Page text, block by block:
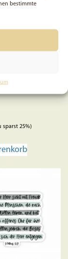
bestimmte
– Postkarte
sparst 25%)